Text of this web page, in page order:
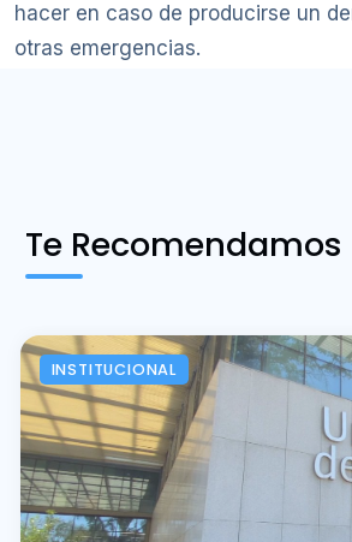
hacer en caso de producirse un
otras emergencias.
Te Recomendamos
INSTITUCIONAL